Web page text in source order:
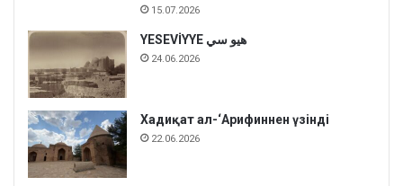
15.07.2026
YESEVİYYE هيو سي
24.06.2026
Хадиқат aл-‘Арифиннен үзінді
22.06.2026